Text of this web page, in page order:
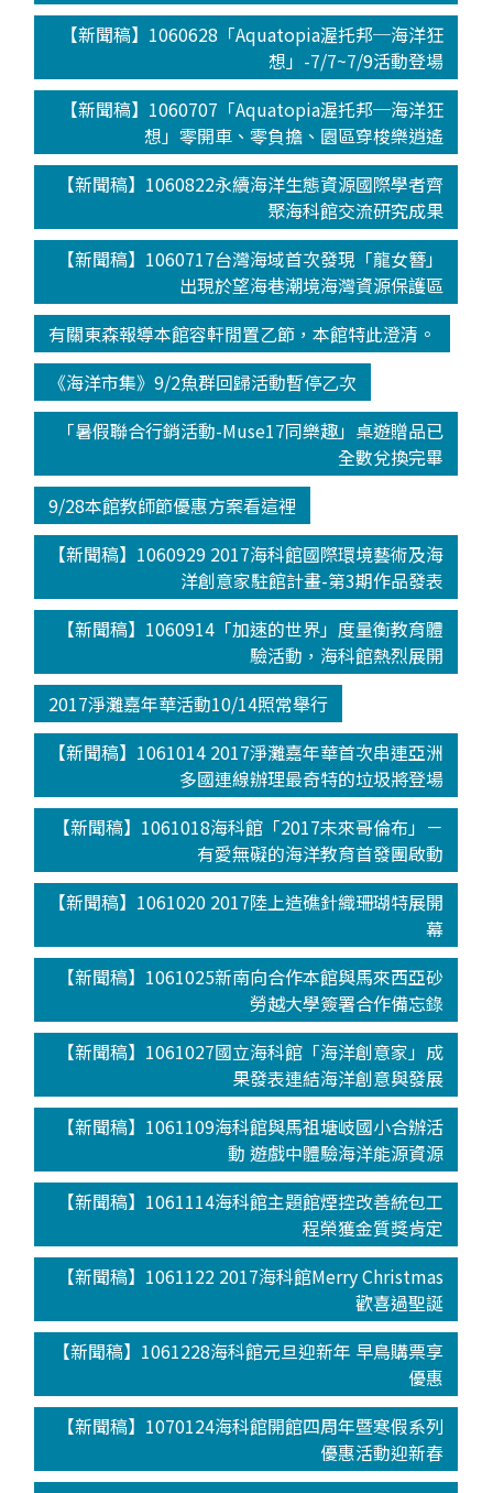
【新聞稿】1060628「Aquatopia渥托邦─海洋狂
想」-7/7~7/9活動登場
【新聞稿】1060707「Aquatopia渥托邦─海洋狂
想」零開車、零負擔、園區穿梭樂逍遙
【新聞稿】1060822永續海洋生態資源國際學者齊
聚海科館交流研究成果
【新聞稿】1060717台灣海域首次發現「龍女簪」
出現於望海巷潮境海灣資源保護區
有關東森報導本館容軒閒置乙節，本館特此澄清。
《海洋市集》9/2魚群回歸活動暫停乙次
「暑假聯合行銷活動-Muse17同樂趣」桌遊贈品已
全數兌換完畢
9/28本館教師節優惠方案看這裡
【新聞稿】1060929 2017海科館國際環境藝術及海
洋創意家駐館計畫-第3期作品發表
【新聞稿】1060914「加速的世界」度量衡教育體
驗活動，海科館熱烈展開
2017淨灘嘉年華活動10/14照常舉行
【新聞稿】1061014 2017淨灘嘉年華首次串連亞洲
多國連線辦理最奇特的垃圾將登場
【新聞稿】1061018海科館「2017未來哥倫布」－
有愛無礙的海洋教育首發團啟動
【新聞稿】1061020 2017陸上造礁針織珊瑚特展開
幕
【新聞稿】1061025新南向合作本館與馬來西亞砂
勞越大學簽署合作備忘錄
【新聞稿】1061027國立海科館「海洋創意家」成
果發表連結海洋創意與發展
【新聞稿】1061109海科館與馬祖塘岐國小合辦活
動 遊戲中體驗海洋能源資源
【新聞稿】1061114海科館主題館煙控改善統包工
程榮獲金質獎肯定
【新聞稿】1061122 2017海科館Merry Christmas
歡喜過聖誕
【新聞稿】1061228海科館元旦迎新年 早鳥購票享
優惠
【新聞稿】1070124海科館開館四周年暨寒假系列
優惠活動迎新春